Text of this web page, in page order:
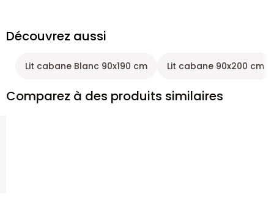
Découvrez aussi
Lit cabane Blanc 90x190 cm Lit cabane 90x200 cm
Comparez à des produits similaires